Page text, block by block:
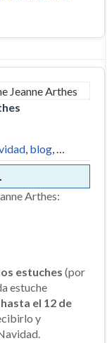
blog
Arthes:
estuches (por
estuche
el 12 de
y